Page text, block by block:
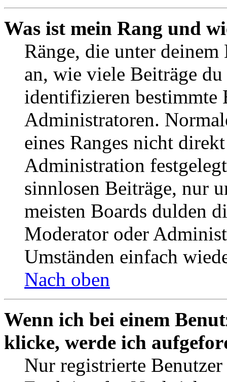
Was ist mein Rang und
Ränge, die unter deinem
an, wie viele Beiträge
identifizieren bestimmte
Administratoren.
eines Ranges nicht
Administration
sinnlosen Beiträge, nur
meisten Boards dulden
Moderator oder
Umständen einfach
Nach oben
Wenn ich bei einem
klicke, werde ich
Nur registrierte